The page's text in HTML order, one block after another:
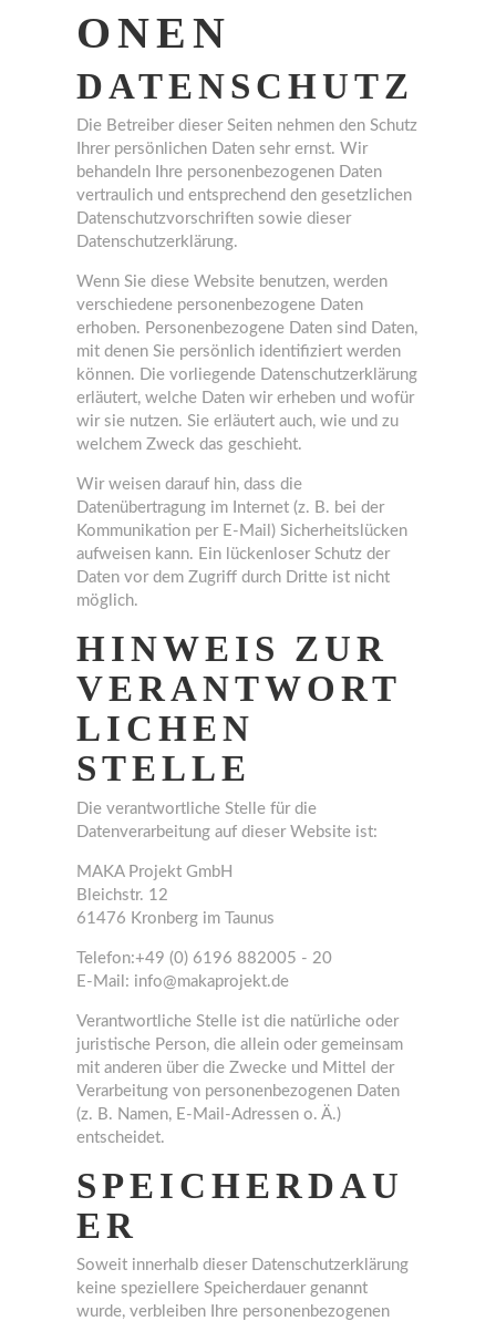
ONEN
DATENSCHUTZ
Die Betreiber dieser Seiten nehmen den Schutz
Ihrer persönlichen Daten sehr ernst. Wir
behandeln Ihre personenbezogenen Daten
vertraulich und entsprechend den gesetzlichen
Datenschutzvorschriften sowie dieser
Datenschutzerklärung.
Wenn Sie diese Website benutzen, werden
verschiedene personenbezogene Daten
erhoben. Personenbezogene Daten sind Daten,
mit denen Sie persönlich identifiziert werden
können. Die vorliegende Datenschutzerklärung
erläutert, welche Daten wir erheben und wofür
wir sie nutzen. Sie erläutert auch, wie und zu
welchem Zweck das geschieht.
Wir weisen darauf hin, dass die
Datenübertragung im Internet (z. B. bei der
Kommunikation per E-Mail) Sicherheitslücken
aufweisen kann. Ein lückenloser Schutz der
Daten vor dem Zugriff durch Dritte ist nicht
möglich.
HINWEIS ZUR
VERANTWORT
LICHEN
STELLE
Die verantwortliche Stelle für die
Datenverarbeitung auf dieser Website ist:
MAKA Projekt GmbH
Bleichstr. 12
61476 Kronberg im Taunus
Telefon:+49 (0) 6196 882005 - 20
E-Mail: info@makaprojekt.de
Verantwortliche Stelle ist die natürliche oder
juristische Person, die allein oder gemeinsam
mit anderen über die Zwecke und Mittel der
Verarbeitung von personenbezogenen Daten
(z. B. Namen, E-Mail-Adressen o. Ä.)
entscheidet.
SPEICHERDAU
ER
Soweit innerhalb dieser Datenschutzerklärung
keine speziellere Speicherdauer genannt
wurde, verbleiben Ihre personenbezogenen